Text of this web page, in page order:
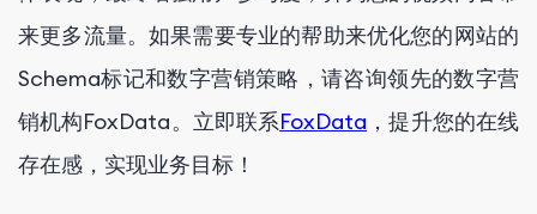
来更多流量。如果需要专业的帮助来优化您的网站的
Schema标记和数字营销策略，请咨询领先的数字营
销机构FoxData。立即联系FoxData ，提升您的在线
存在感，实现业务目标！